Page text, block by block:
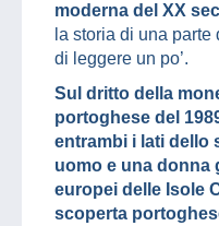
moderna del XX
la storia di una
di leggere un po’.
Sul dritto della
portoghese del
entrambi i lati dello
uomo e una donna
europei delle Isole
scoperta